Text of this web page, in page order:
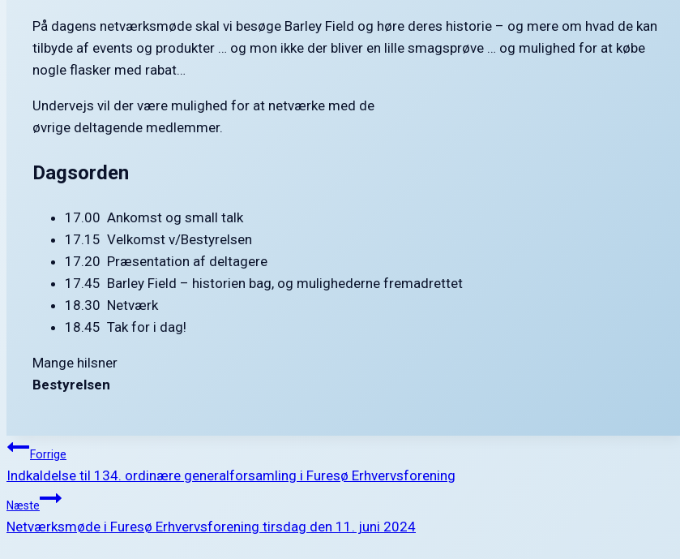
På dagens netværksmøde skal vi besøge Barley Field og høre deres historie – og mere om hvad de kan
tilbyde af events og produkter … og mon ikke der bliver en lille smagsprøve … og mulighed for at købe
nogle flasker med rabat…
Undervejs vil der være mulighed for at netværke med de
øvrige deltagende medlemmer.
Dagsorden
17.00 Ankomst og small talk
17.15 Velkomst v/Bestyrelsen
17.20 Præsentation af deltagere
17.45 Barley Field – historien bag, og mulighederne fremadrettet
18.30 Netværk
18.45 Tak for i dag!
Mange hilsner
Bestyrelsen
Indlægsnavigation
Forrige
Indkaldelse til 134. ordinære generalforsamling i Furesø Erhvervsforening
Næste
Netværksmøde i Furesø Erhvervsforening tirsdag den 11. juni 2024